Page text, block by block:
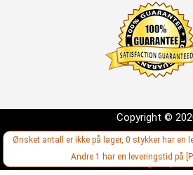
Ønsket antall er ikke på lager, 0 stykker har en
Andre 1 har en leveringstid på
Copyright ©
Utvikling: